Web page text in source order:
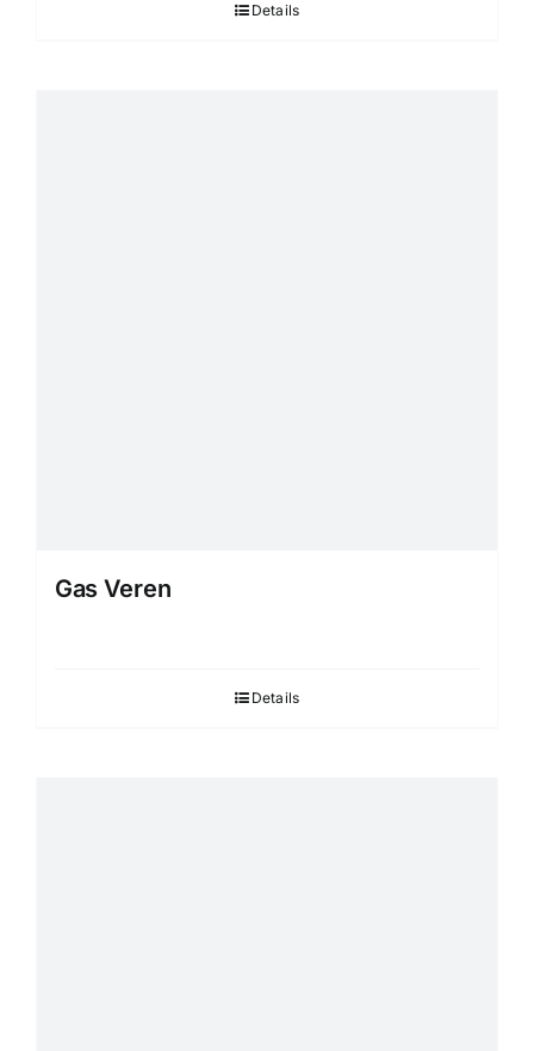
Details
Gas Veren
Details